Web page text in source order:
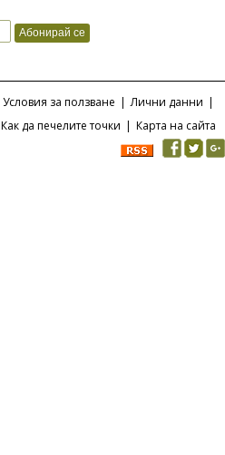
Условия за ползване | Лични данни |
Как да печелите точки | Карта на сайта